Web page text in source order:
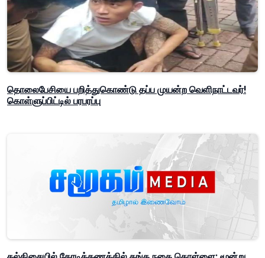
தொலைபேசியை பறித்துகொண்டு தப்ப முயன்ற வெளிநாட்டவர்!
கொள்ளுப்பிட்டில் பரபரப்பு